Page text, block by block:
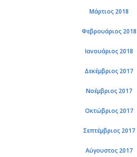
Μάρ­τιος 2018
Φε­βρουά­ριος 2018
Ια­νουά­ριος 2018
Δε­κέμ­βριος 2017
Νο­έμ­βριος 2017
Οκτώ­βριος 2017
Σε­πτέμ­βριος 2017
Αύ­γου­στος 2017